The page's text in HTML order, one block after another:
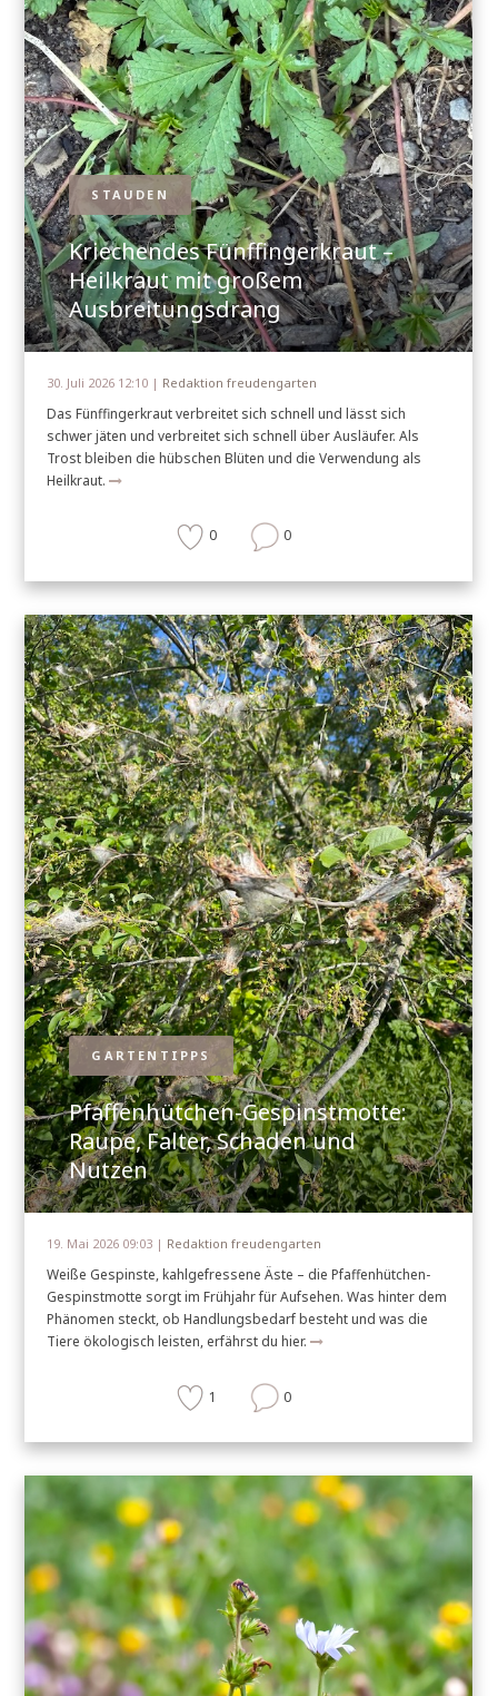
STAUDEN
Kriechendes Fünffingerkraut –
Heilkraut mit großem
Ausbreitungsdrang
30. Juli 2026 12:10 | Redaktion freudengarten
Das Fünffingerkraut verbreitet sich schnell und lässt sich
schwer jäten und verbreitet sich schnell über Ausläufer. Als
Trost bleiben die hübschen Blüten und die Verwendung als
Heilkraut.
0 0
GARTENTIPPS
Pfaffenhütchen-Gespinstmotte:
Raupe, Falter, Schaden und
Nutzen
19. Mai 2026 09:03 | Redaktion freudengarten
Weiße Gespinste, kahlgefressene Äste – die Pfaffenhütchen-
Gespinstmotte sorgt im Frühjahr für Aufsehen. Was hinter dem
Phänomen steckt, ob Handlungsbedarf besteht und was die
Tiere ökologisch leisten, erfährst du hier.
1 0